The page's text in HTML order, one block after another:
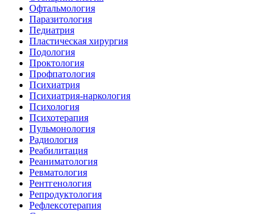
Офтальмология
Паразитология
Педиатрия
Пластическая хирургия
Подология
Проктология
Профпатология
Психиатрия
Психиатрия-наркология
Психология
Психотерапия
Пульмонология
Радиология
Реабилитация
Реаниматология
Ревматология
Рентгенология
Репродуктология
Рефлексотерапия